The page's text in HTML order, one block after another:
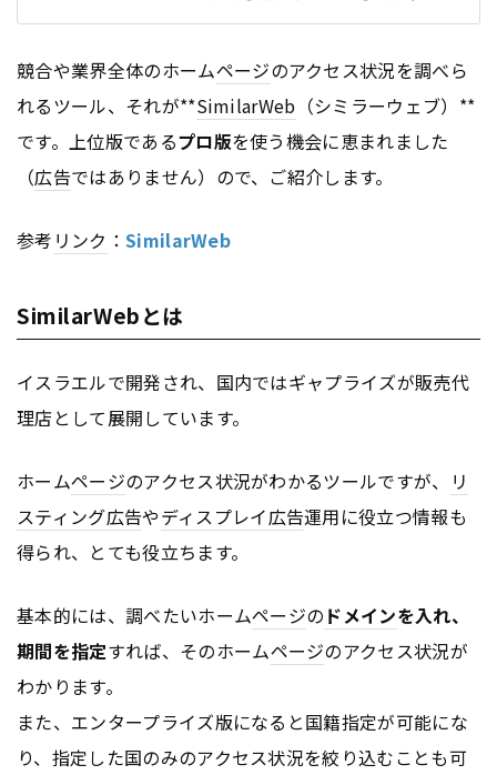
競合や業界全体のホームページのアクセス状況を調べら
れるツール、それが**SimilarWeb （シミラーウェブ）**
です。上位版であるプロ版を使う機会に恵まれました
（広告ではありません）ので、ご紹介します。
参考 リンク ： SimilarWeb
SimilarWebとは
イスラエルで開発され、国内ではギャプライズが販売代
理店として展開しています。
ホームページのアクセス状況がわかるツールですが、
リ
スティング広告やディスプレイ広告運用に役立つ情報も
得られ、とても役立ちます。
基本的には、調べたいホームページの ドメインを入れ、
期間を指定すれば、そのホームページのアクセス状況が
わかります。
また、エンタープライズ版になると国籍指定が可能にな
り、指定した国のみのアクセス状況を絞り込むことも可